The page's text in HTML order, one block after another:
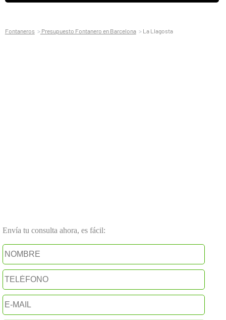
Fontaneros Presupuesto Fontanero en Barcelona La Llagosta
Envía tu consulta ahora, es fácil: